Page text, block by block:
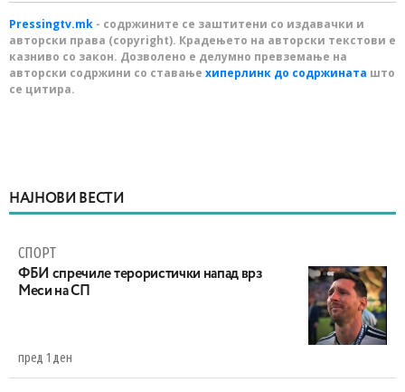
Pressingtv.mk - содржините се заштитени со издавачки и
авторски права (copyright). Крадењето на авторски текстови е
казниво со закон. Дозволено е делумно превземање на
авторски содржини со ставање хиперлинк до содржината што
се цитира.
НАЈНОВИ ВЕСТИ
СПОРТ
ФБИ спречиле терористички напад врз
Меси на СП
пред 1 ден